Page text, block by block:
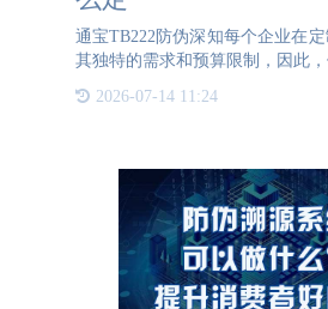
通宝TB222防伪深知每个企业在
其独特的需求和预算限制，因此
度个性化的方法来确定防伪标签的
标签材质、不同的防伪标签工艺、
2026-07-14 11:24